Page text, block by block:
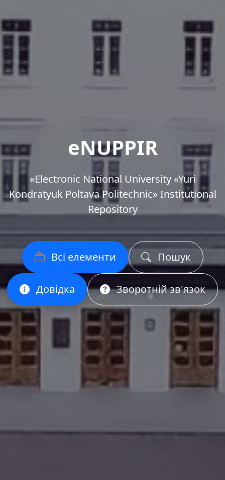
eNUPPIR
«Еlectronic National University «Yuri
Kondratyuk Poltava Politechnic» Institutional
Repository
Всі елементи Пошук
Довідка Зворотній зв'язок